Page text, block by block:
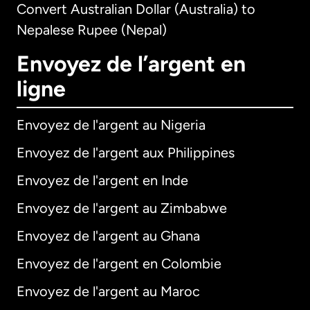
Convert Australian Dollar (Australia) to
Nepalese Rupee (Nepal)
Envoyez de l’argent en
ligne
Envoyez de l'argent au Nigeria
Envoyez de l'argent aux Philippines
Envoyez de l'argent en Inde
Envoyez de l'argent au Zimbabwe
Envoyez de l'argent au Ghana
Envoyez de l'argent en Colombie
Envoyez de l'argent au Maroc